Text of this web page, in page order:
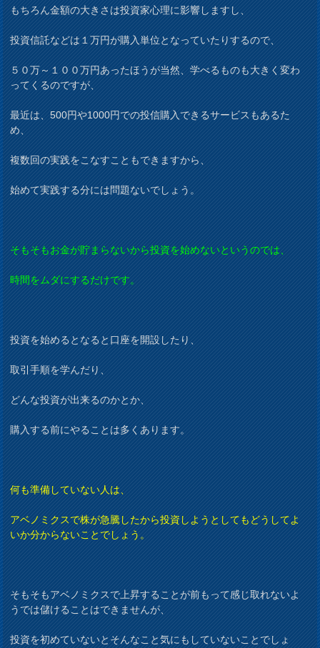
もちろん金額の大きさは投資家心理に影響しますし、
投資信託などは１万円が購入単位となっていたりするので、
５０万～１００万円あったほうが当然、学べるものも大きく変わ
ってくるのですが、
最近は、500円や1000円での投信購入できるサービスもあるた
め、
複数回の実践をこなすこともできますから、
始めて実践する分には問題ないでしょう。
そもそもお金が貯まらないから投資を始めないというのでは、
時間をムダにするだけです。
投資を始めるとなると口座を開設したり、
取引手順を学んだり、
どんな投資が出来るのかとか、
購入する前にやることは多くあります。
何も準備していない人は、
アベノミクスで株が急騰したから投資しようとしてもどうしてよ
いか分からないことでしょう。
そもそもアベノミクスで上昇することが前もって感じ取れないよ
うでは儲けることはできませんが、
投資を初めていないとそんなこと気にもしていないことでしょ